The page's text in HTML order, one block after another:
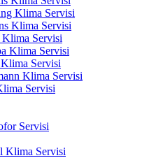
Klima Servisi
Klima Servisi
Klima Servisi
Klima Servisi
Servisi
Klima Servisi
Servisi
Servisi
Klima Servisi